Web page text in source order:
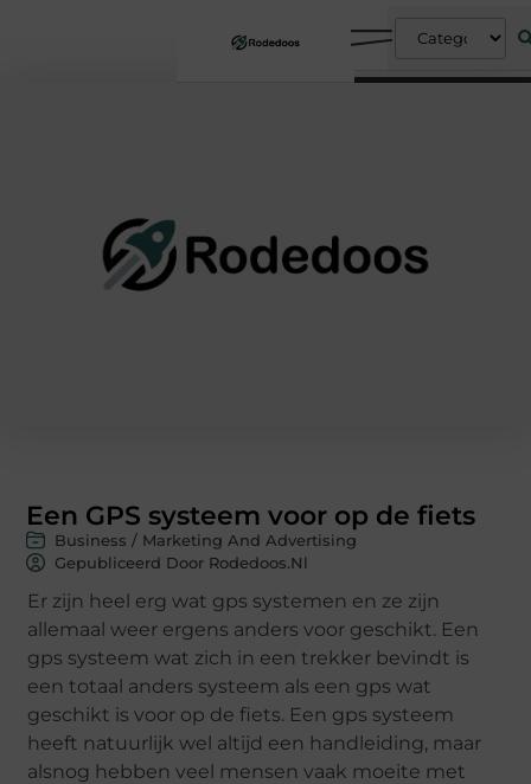
Een GPS systeem voor op de fiets
Business / Marketing And Advertising
Gepubliceerd Door Rodedoos.nl
Er zijn heel erg wat gps systemen en ze zijn
allemaal weer ergens anders voor geschikt. Een
gps systeem wat zich in een trekker bevindt is
een totaal anders systeem als een gps wat
geschikt is voor op de fiets. Een gps systeem
heeft natuurlijk wel altijd een handleiding, maar
alsnog hebben veel mensen vaak moeite met